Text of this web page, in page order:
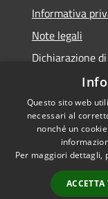
Informativa
Note legali
Dichiarazione
Accessibilità
Privacy
Mappa del sito
Questo sito web
necessari al
nonché un
Per maggiori dettagli,
ACCETTA